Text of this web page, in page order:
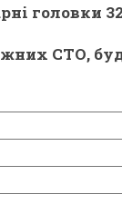
головки
СТО,